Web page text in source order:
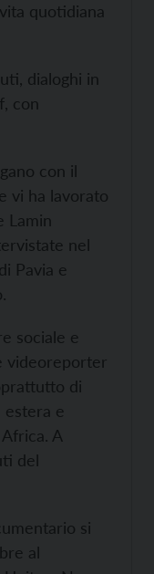
quotidiana
dialoghi in
con
con il
vi ha lavorato
Lamin
nel
Pavia e
sociale e
videoreporter
di
estera e
A
del
si
al